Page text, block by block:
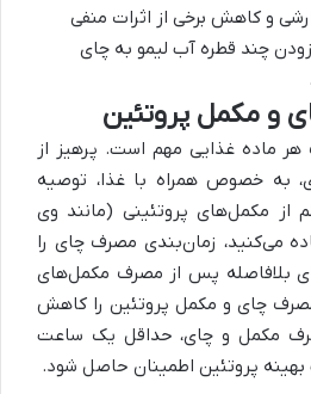
و کاهش برخی از اثرات منفی
چند قطره آب لیمو به چای
و مکمل پروتئین
ماده غذایی مهم است. پرهیز از
به خصوص همراه با غذا، توصیه
از مکمل‌های پروتئینی (مانند وی
می‌کنید، زمان‌بندی مصرف چای را
بلافاصله پس از مصرف مکمل‌های
مصرف چای و مکمل پروتئین را کاهش
مکمل و چای، حداقل یک ساعت
بهینه پروتئین اطمینان حاصل شود.